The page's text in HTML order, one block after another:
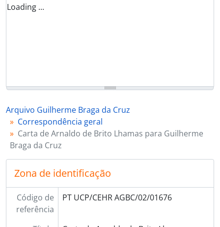
Loading ...
Arquivo Guilherme Braga da Cruz
Correspondência geral
Carta de Arnaldo de Brito Lhamas para Guilherme
Braga da Cruz
Zona de identificação
Código de
referência
PT UCP/CEHR AGBC/02/01676